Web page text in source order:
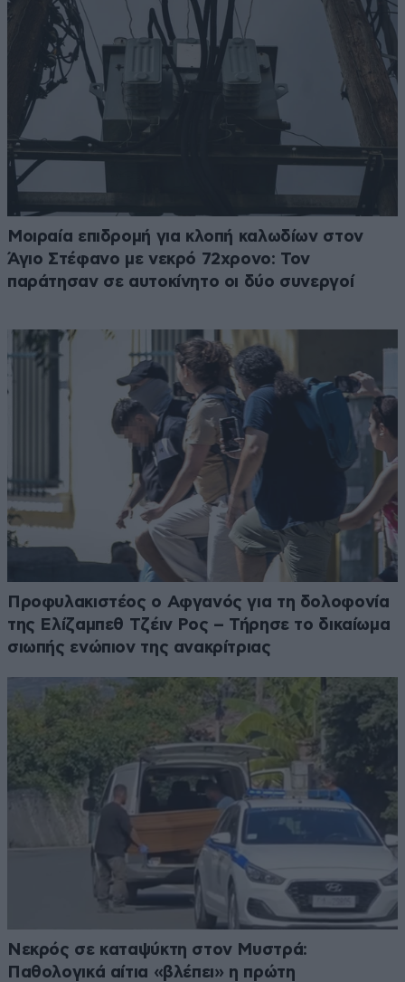
Μοιραία επιδρομή για κλοπή καλωδίων στον
Άγιο Στέφανο με νεκρό 72χρονο: Τον
παράτησαν σε αυτοκίνητο οι δύο συνεργοί
Προφυλακιστέος ο Αφγανός για τη δολοφονία
της Ελίζαμπεθ Τζέιν Ρος – Τήρησε το δικαίωμα
σιωπής ενώπιον της ανακρίτριας
Νεκρός σε καταψύκτη στον Μυστρά:
Παθολογικά αίτια «βλέπει» η πρώτη